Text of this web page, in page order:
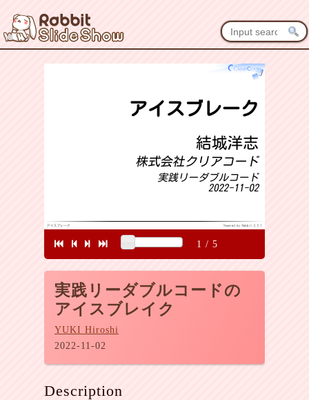
実践リーダブルコードの
アイスブレイク
YUKI Hiroshi
2022-11-02
1 / 5
Description